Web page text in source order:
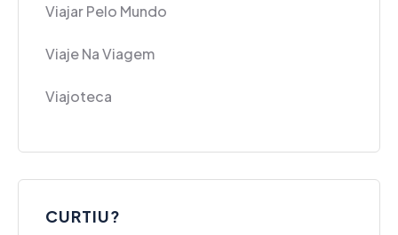
Viajar Pelo Mundo
Viaje Na Viagem
Viajoteca
CURTIU?